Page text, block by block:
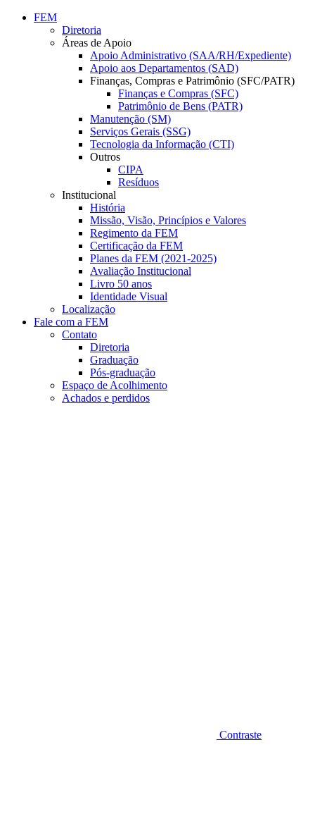
Conteúdo principal
FEM
Diretoria
Áreas de Apoio
Apoio Administrativo (SAA/RH/Expediente)
Apoio aos Departamentos (SAD)
Finanças, Compras e Patrimônio (SFC/PATR)
Finanças e Compras (SFC)
Patrimônio de Bens (PATR)
Manutenção (SM)
Serviços Gerais (SSG)
Tecnologia da Informação (CTI)
Outros
CIPA
Resíduos
Institucional
História
Missão, Visão, Princípios e Valores
Regimento da FEM
Certificação da FEM
Planes da FEM (2021-2025)
Avaliação Institucional
Livro 50 anos
Identidade Visual
Localização
Fale com a FEM
Contato
Diretoria
Graduação
Pós-graduação
Espaço de Acolhimento
Achados e perdidos
Contraste